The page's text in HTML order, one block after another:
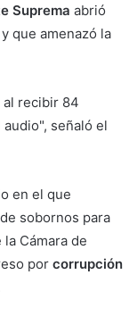
Suprema abrió
y que amenazó la
al recibir 84
señaló el
en el que
sobornos para
Cámara de
por corrupción